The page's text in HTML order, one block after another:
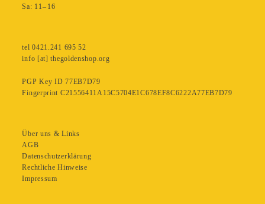
Sa: 11– 16
tel 0421.241 695 52
info [at] thegoldenshop.org
PGP Key ID 77EB7D79
Fingerprint C21556411A15C5704E1C678EF8C6222A77EB7D79
Über uns & Links
AGB
Datenschutzerklärung
Rechtliche Hinweise
Impressum